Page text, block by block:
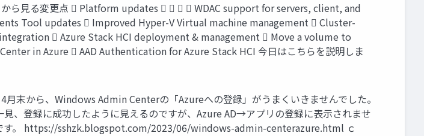
ら見る変更点  Platform updates     WDAC support for servers, client, and
Tool updates  Improved Hyper-V Virtual machine management  Cluster-
 Azure Stack HCI deployment & management  Move a volume to
in Azure  AAD Authentication for Azure Stack HCI 今日はこちらを説明しま
から、Windows Admin Centerの「Azureへの登録」がうまくいきませんでした。
、登録に成功したように見えるのですが、Azure AD→アプリの登録に表示されませ
す。 https://sshzk.blogspot.com/2023/06/windows-admin-centerazure.html ｃ